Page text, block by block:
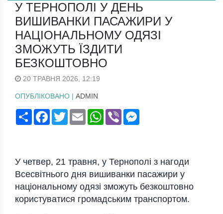
У ТЕРНОПОЛІ У ДЕНЬ
ВИШИВАНКИ ПАСАЖИРИ У
НАЦІОНАЛЬНОМУ ОДЯЗІ
ЗМОЖУТЬ ЇЗДИТИ
БЕЗКОШТОВНО
20 ТРАВНЯ 2026, 12:19
ОПУБЛІКОВАНО | ADMIN
ПоширитиFacebook
TwitterEmail WhatsApp
Viber
У четвер, 21 травня, у Тернополі з нагоди
Всесвітнього дня вишиванки пасажири у
національному одязі зможуть безкоштовно
користуватися громадським транспортом.